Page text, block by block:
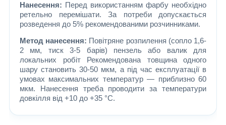
Нанесення: Перед використанням фарбу необхідно
ретельно перемішати. За потреби допускається
розведення до 5% рекомендованими розчинниками.
Метод нанесення: Повітряне розпилення (сопло 1,6-
2 мм, тиск 3-5 барів) пензель або валик для
локальних робіт Рекомендована товщина одного
шару становить 30-50 мкм, а під час експлуатації в
умовах максимальних температур — приблизно 60
мкм. Нанесення треба проводити за температури
довкілля від +10 до +35 °C.